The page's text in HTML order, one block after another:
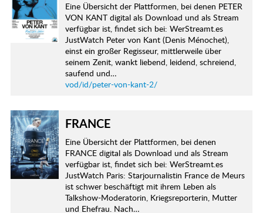
Eine Übersicht der Plattformen, bei denen PETER
VON KANT digital als Download und als Stream
verfügbar ist, findet sich bei: WerStreamt.es
JustWatch Peter von Kant (Denis Ménochet),
einst ein großer Regisseur, mittlerweile über
seinem Zenit, wankt liebend, leidend, schreiend,
saufend und…
vod/id/peter-von-kant-2/
FRANCE
Eine Übersicht der Plattformen, bei denen
FRANCE digital als Download und als Stream
verfügbar ist, findet sich bei: WerStreamt.es
JustWatch Paris: Starjournalistin France de Meurs
ist schwer beschäftigt mit ihrem Leben als
Talkshow-Moderatorin, Kriegsreporterin, Mutter
und Ehefrau. Nach…